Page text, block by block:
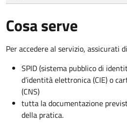
Cosa serve
Per accedere al servizio, assicurati
SPID (sistema pubblico di
d’identità elettronica (CIE) o
(CNS)
tutta la documentazione
della pratica.